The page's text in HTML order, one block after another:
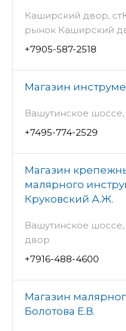
Каширский двор,
рынок Каширский
+7905-587-2518
Магазин
Вашутинское шоссе,
+7495-774-2529
Магазин
малярного
Круковский А.Ж.
Вашутинское
двор
+7916-488-4600
Магазин
Болотова Е.В.